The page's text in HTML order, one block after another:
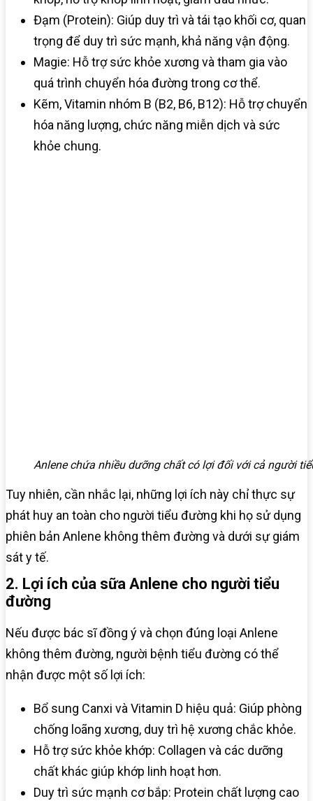
Đạm (Protein): Giúp duy trì và tái tạo khối cơ, quan
trọng để duy trì sức mạnh, khả năng vận động.
Magie: Hỗ trợ sức khỏe xương và tham gia vào
quá trình chuyển hóa đường trong cơ thể.
Kẽm, Vitamin nhóm B (B2, B6, B12): Hỗ trợ chuyển
hóa năng lượng, chức năng miễn dịch và sức
khỏe chung.
Anlene chứa nhiều dưỡng chất có lợi đối với cả người
Tuy nhiên, cần nhắc lại, những lợi ích này chỉ thực sự
phát huy an toàn cho người tiểu đường khi họ sử dụng
phiên bản Anlene không thêm đường và dưới sự giám
sát y tế.
2. Lợi ích của sữa Anlene cho người tiểu
đường
Nếu được bác sĩ đồng ý và chọn đúng loại Anlene
không thêm đường, người bệnh tiểu đường có thể
nhận được một số lợi ích:
Bổ sung Canxi và Vitamin D hiệu quả: Giúp phòng
chống loãng xương, duy trì hệ xương chắc khỏe.
Hỗ trợ sức khỏe khớp: Collagen và các dưỡng
chất khác giúp khớp linh hoạt hơn.
Duy trì sức mạnh cơ bắp: Protein chất lượng cao